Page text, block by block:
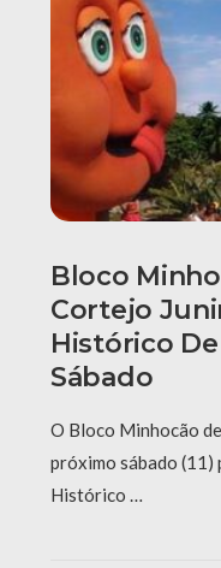
Bloco
Cortejo
Histórico
Sábado
O Bloco Minhocão
próximo sábado (11)
Histórico …